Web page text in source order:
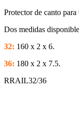
tablas
SUP
Protector de canto para
Dos medidas
32: 160 x 2 x 6.
36: 180 x 2 x 7.5.
RRAIL32/36